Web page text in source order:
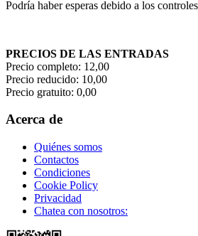
Podría haber esperas debido a los
PRECIOS DE LAS ENTRADAS
Precio completo: 12,00
Precio reducido: 10,00
Precio gratuito: 0,00
Acerca de
Quiénes somos
Contactos
Condiciones
Cookie Policy
Privacidad
Chatea con nosotros: